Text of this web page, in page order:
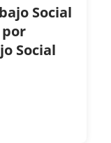
Social
Social